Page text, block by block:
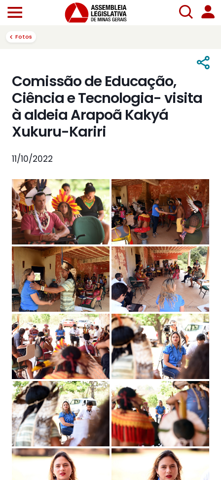
Fotos
Comissão de Educação,
Ciência e Tecnologia- visita
à aldeia Arapoã Kakyá
Xukuru-Kariri
11/10/2022